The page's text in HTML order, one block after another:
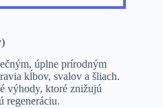
úplne prírodným
kĺbov, svalov a šliach.
výhody, ktoré znižujú
regeneráciu.